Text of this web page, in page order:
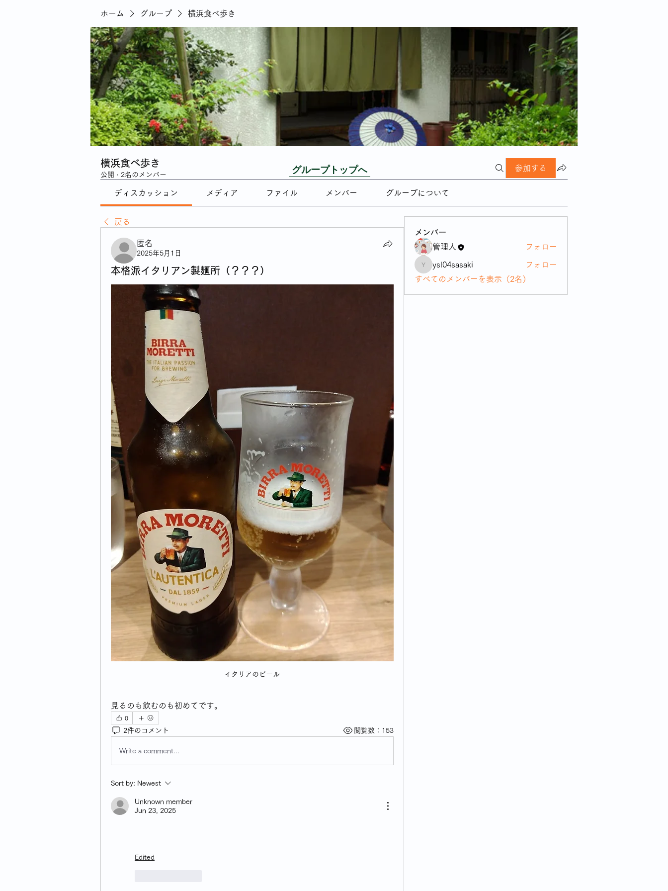
ホーム グループ 横浜食べ歩き
横浜食べ歩き
公開 · 2名のメンバー
参加する
ディスカッション メディア ファイル メンバー グループについて
戻る
匿名
2025年5月1日
本格派イタリアン製麺所（？？？）
イタリアのビール
見るのも飲むのも初めてです。
0
2件のコメント 閲覧数：153
Write a comment...
Sort by: Newest
Unknown member
Jun 23, 2025
Edited
メンバー
管理人
フォロー
ysl04sasaki
ysl04sasaki
フォロー
すべてのメンバーを表示（2名）
グループトップへ